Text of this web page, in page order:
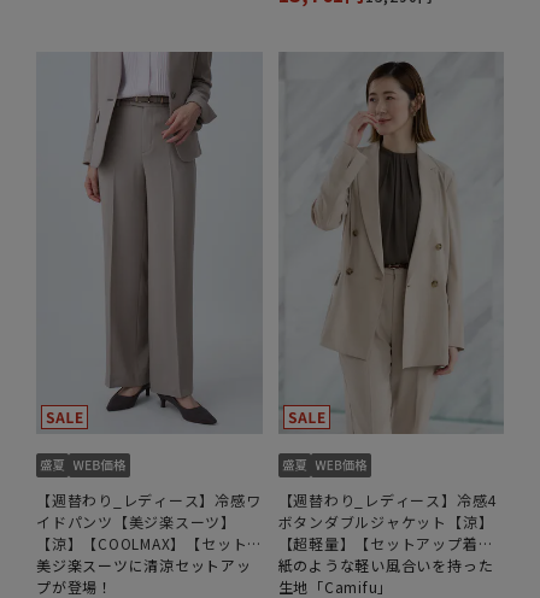
【週替わり_レディース】冷感ワ
イドパンツ【美ジ楽スーツ】
【涼】【COOLMAX】【セット
アップ着用可】【裾上げ済み】
美ジ楽スーツに清涼セットアッ
プが登場！
【週替わり_レディース】冷感4
ボタンダブルジャケット【涼】
【超軽量】【セットアップ着用
可】
紙のような軽い風合いを持った
生地「Camifu」